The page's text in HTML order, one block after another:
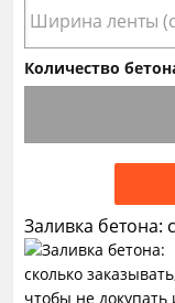
Количество
Заливка бетона: